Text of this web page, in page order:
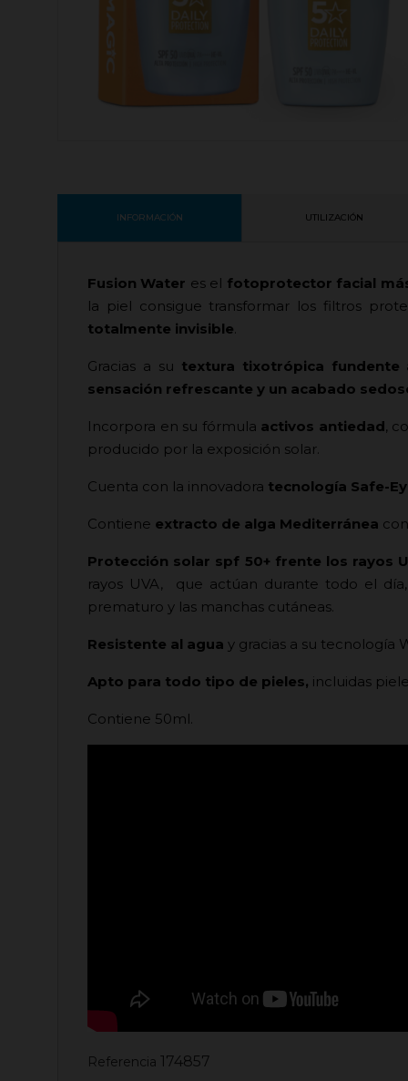
INFORMACIÓN UTILIZACIÓN
Fusion Water es el fotoprotector facial
la piel consigue transformar los filtros
totalmente invisible.
Gracias a su textura tixotrópica
sensación refrescante y un acabado
Incorpora en su fórmula activos antiedad,
producido por la exposición solar.
Cuenta con la innovadora tecnología Safe-
Contiene extracto de alga Mediterránea
Protección solar spf 50+ frente los rayos
rayos UVA, que actúan durante todo el
prematuro y las manchas cutáneas.
Resistente al agua y gracias a su tecnología
Apto para todo tipo de pieles, incluidas
Contiene 50ml.
Referencia 174857